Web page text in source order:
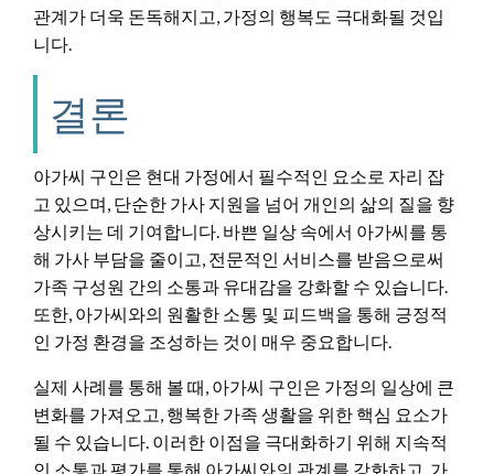
관계가 더욱 돈독해지고, 가정의 행복도 극대화될 것입
니다.
결론
아가씨 구인은 현대 가정에서 필수적인 요소로 자리 잡
고 있으며, 단순한 가사 지원을 넘어 개인의 삶의 질을 향
상시키는 데 기여합니다. 바쁜 일상 속에서 아가씨를 통
해 가사 부담을 줄이고, 전문적인 서비스를 받음으로써
가족 구성원 간의 소통과 유대감을 강화할 수 있습니다.
또한, 아가씨와의 원활한 소통 및 피드백을 통해 긍정적
인 가정 환경을 조성하는 것이 매우 중요합니다.
실제 사례를 통해 볼 때, 아가씨 구인은 가정의 일상에 큰
변화를 가져오고, 행복한 가족 생활을 위한 핵심 요소가
될 수 있습니다. 이러한 이점을 극대화하기 위해 지속적
인 소통과 평가를 통해 아가씨와의 관계를 강화하고, 가